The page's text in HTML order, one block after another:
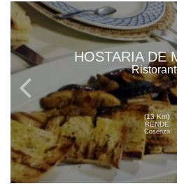
HOSTARIA DE
(13 Km)
RENDE
Cosenza